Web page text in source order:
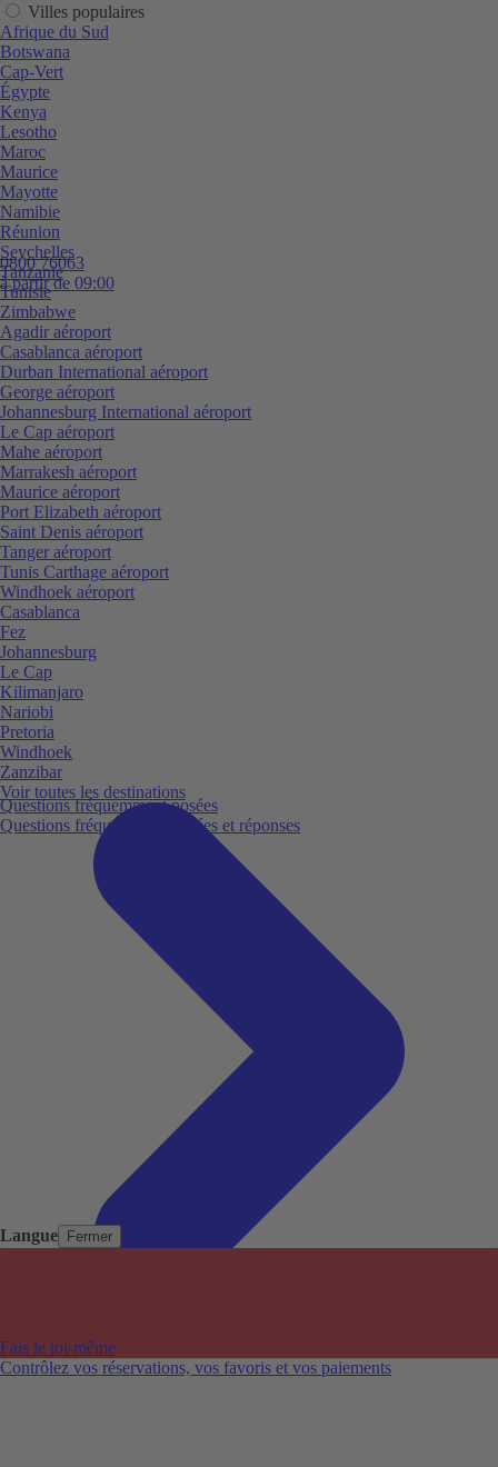
Langue Fermer
0800 76063
à partir de 09:00
Questions fréquemment posées
Questions fréquemment posées et réponses
Fais le toi-même
Contrôlez vos réservations, vos favoris et vos paiements
Villes populaires
Afrique du Sud
Botswana
Cap-Vert
Égypte
Kenya
Lesotho
Maroc
Maurice
Mayotte
Namibie
Réunion
Seychelles
Tanzanie
Tunisie
Zimbabwe
Agadir aéroport
Casablanca aéroport
Durban International aéroport
George aéroport
Johannesburg International aéroport
Le Cap aéroport
Mahe aéroport
Marrakesh aéroport
Maurice aéroport
Port Elizabeth aéroport
Saint Denis aéroport
Tanger aéroport
Tunis Carthage aéroport
Windhoek aéroport
Casablanca
Fez
Johannesburg
Le Cap
Kilimanjaro
Nariobi
Pretoria
Windhoek
Zanzibar
Voir toutes les destinations
Aéroports populaires
Villes populaires
Australie